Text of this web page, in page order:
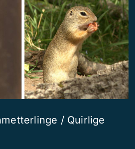
/ Quirlige